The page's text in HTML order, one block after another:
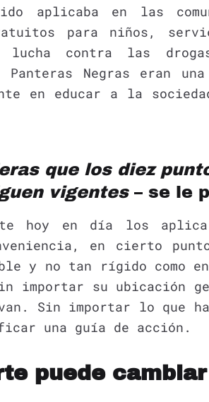
aplicaba en las
para niños,
lucha contra las
Negras eran
en educar a la
que los diez
vigentes– se le
hoy en día los
en cierto
y no tan rígido como
importar su ubicación
Sin importar lo que
una guía de acción.
puede